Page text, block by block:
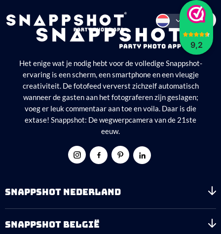
9,2
Het enige wat je nodig hebt voor de volledige Snappshot-
ervaring is een scherm, een smartphone en een vleugje
creativiteit. De fotofeed ververst zichzelf automatisch
wanneer de gasten aan het fotograferen zijn geslagen;
voeg er leuk commentaar aan toe en voila. Daar is die
extase! Snappshot: De wegwerpcamera van de 21ste
eeuw.
SNAPPSHOT NEDERLAND
SNAPPSHOT BELGIË